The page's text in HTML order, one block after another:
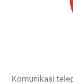
Komunikasi